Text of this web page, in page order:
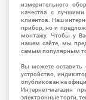
измерительного
качества с
клиентов. Наш
прибор, но и
монтажу. Чтобы у
нашем сайте, мы
самым популярным
Вы можете оставить
устройство,
опубликован на
Интернет-магазин
электронные торги,